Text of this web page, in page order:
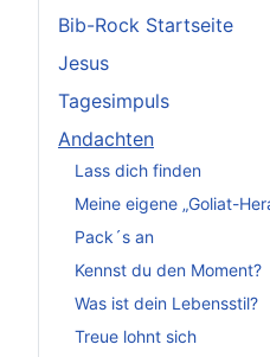
Bib-Rock Startseite
Jesus
Tagesimpuls
Andachten
Lass dich finden
Meine eigene „Goliat-
Pack´s an
Kennst du den Moment?
Was ist dein Lebensstil?
Treue lohnt sich